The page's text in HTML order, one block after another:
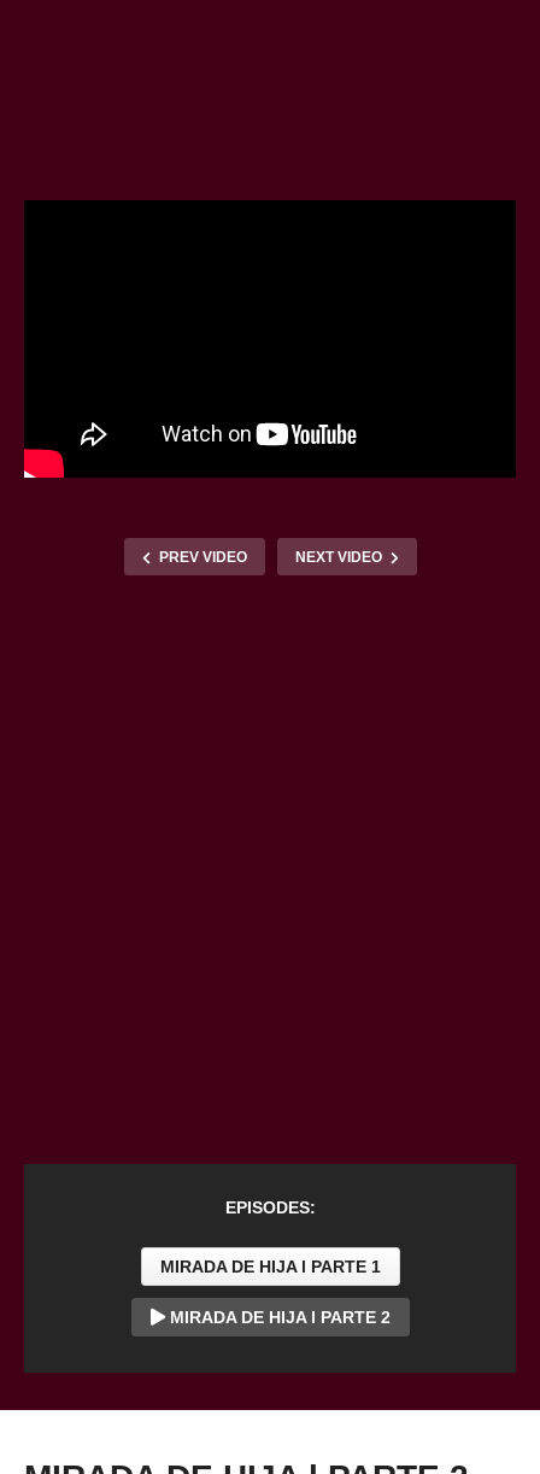
PREV VIDEO NEXT VIDEO
EPISODES:
MIRADA DE HIJA l PARTE 1
MIRADA DE HIJA l PARTE 2